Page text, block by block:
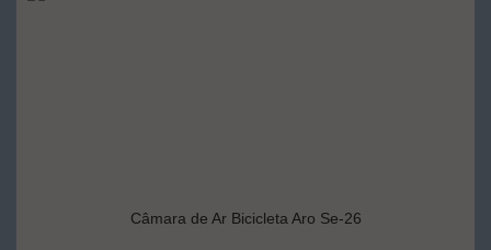
Câmara de Ar Bicicleta Aro Se-26